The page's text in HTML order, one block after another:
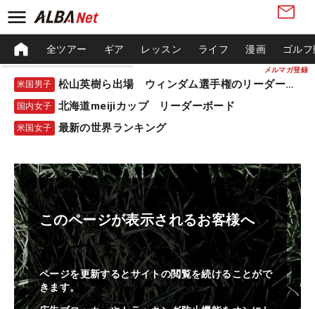
メルマガ登録
全ツアー ギア レッスン ライフ 漫画 ゴル
米国男子 松山英樹ら出場 ウィンダム選手権のリーダーボード
国内女子 北海道meijiカップ リーダーボード
米国女子 最新の世界ランキング
このページが表示されるお客様へ
ページを更新するとサイトの閲覧を続けることがで
きます。